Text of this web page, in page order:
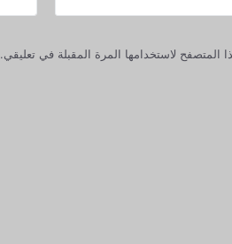
المتصفح لاستخدامها المرة المقبلة في تعليقي.